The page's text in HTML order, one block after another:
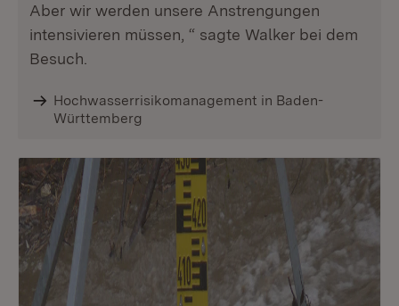
Aber wir werden unsere Anstrengungen
intensivieren müssen, “ sagte Walker bei dem
Besuch.
Hochwasserrisikomanagement in Baden-
Württemberg